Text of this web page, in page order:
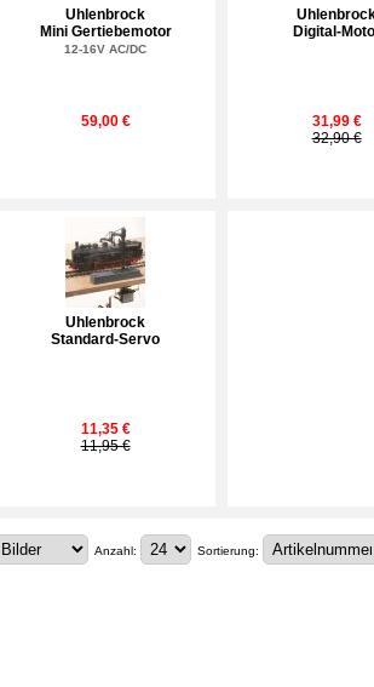
Uhlenbrock
Mini Gertiebemotor
12-16V AC/DC
59,00 €
Digital-
31,99 €
32,90 €
Uhlenbrock
Standard-Servo
11,35 €
11,95 €
Anzahl: Sortierung: